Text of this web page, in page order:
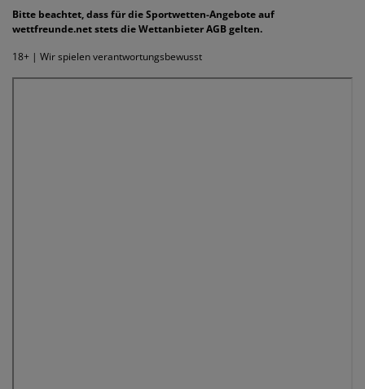
Bitte beachtet, dass für die Sportwetten-Angebote auf
wettfreunde.net stets die Wettanbieter AGB gelten.
18+ | Wir spielen verantwortungsbewusst